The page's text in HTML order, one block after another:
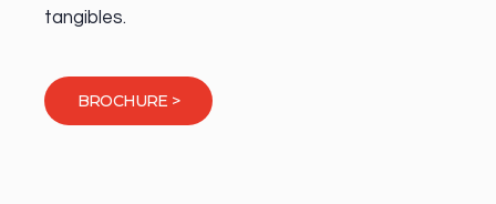
tangibles.
BROCHURE >